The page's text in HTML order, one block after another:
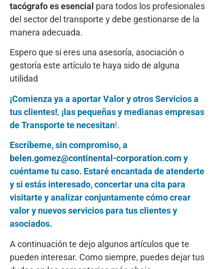
tacógrafo es esencial para todos los profesionales
del sector del transporte y debe gestionarse de la
manera adecuada.
Espero que si eres una asesoría, asociación o
gestoría este artículo te haya sido de alguna
utilidad
¡Comienza ya a aportar Valor y otros Servicios a
tus clientes!, ¡las pequeñas y medianas empresas
de Transporte te necesitan!.
Escríbeme, sin compromiso, a
belen.gomez@continental-corporation.com y
cuéntame tu caso. Estaré encantada de atenderte
y si estás interesado, concertar una cita para
visitarte y analizar conjuntamente cómo crear
valor y nuevos servicios para tus clientes y
asociados.
A continuación te dejo algunos artículos que te
pueden interesar. Como siempre, puedes dejar tus